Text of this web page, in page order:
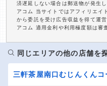
済遅延しない場合は郵送物が発生し
アコム 当サイトではアフィリエイ
から委託を受け広告収益を得て運
アコム 適用金利や利用極度額は審
同じエリアの他の店舗を
三軒茶屋南口むじんくんコ